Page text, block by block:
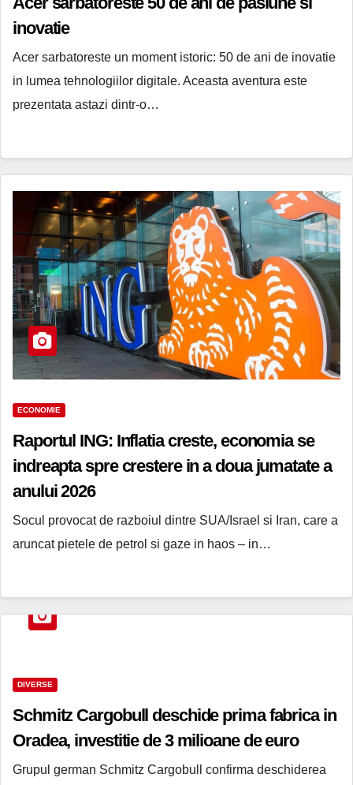
inovatie
Acer sarbatoreste un moment istoric: 50 de ani de inovatie
in lumea tehnologiilor digitale. Aceasta aventura este
prezentata astazi dintr-o…
ECONOMIE
Raportul ING: Inflatia creste, economia se
indreapta spre crestere in a doua jumatate a
anului 2026
Socul provocat de razboiul dintre SUA/Israel si Iran, care a
aruncat pietele de petrol si gaze in haos – in…
DIVERSE
Schmitz Cargobull deschide prima fabrica in
Oradea, investitie de 3 milioane de euro
Grupul german Schmitz Cargobull confirma deschiderea